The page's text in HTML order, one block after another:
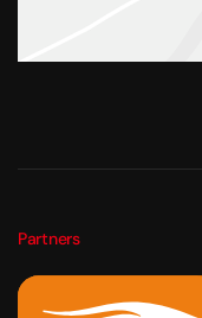
Partners